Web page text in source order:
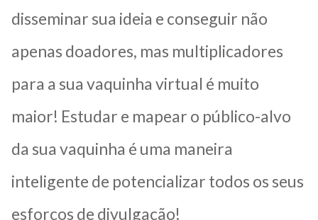
disseminar sua ideia e conseguir não
apenas doadores, mas multiplicadores
para a sua vaquinha virtual é muito
maior! Estudar e mapear o público-alvo
da sua vaquinha é uma maneira
inteligente de potencializar todos os seus
esforços de divulgação!